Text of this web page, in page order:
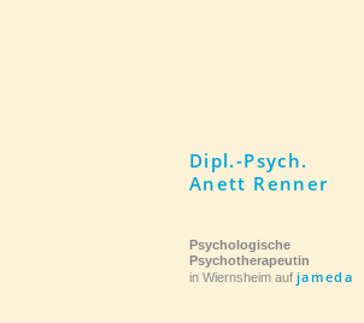
Dipl.-Psych.
Anett Renner
Psychologische
Psychotherapeutin
in Wiernsheim auf jameda